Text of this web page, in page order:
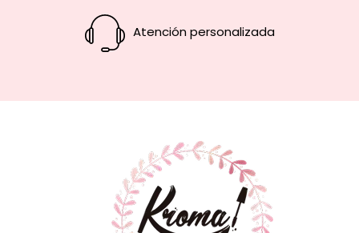
Atención personalizada